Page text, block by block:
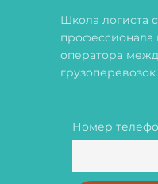
Школа логиста
профессионала
оператора
грузоперевозок
Номер